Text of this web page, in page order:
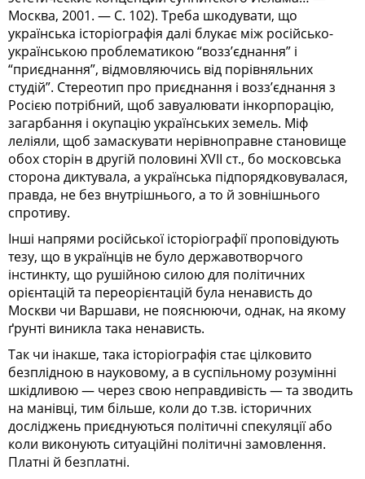
Москва, 2001. — С. 102). Треба шкодувати, що
українська історіографія далі блукає між російсько-
українською проблематикою “возз’єднання” і
“приєднання”, відмовляючись від порівняльних
студій”. Стереотип про приєднання і возз’єднання з
Росією потрібний, щоб завуалювати інкорпорацію,
загарбання і окупацію українських земель. Міф
леліяли, щоб замаскувати нерівноправне становище
обох сторін в другій половині ХVII ст., бо московська
сторона диктувала, а українська підпорядковувалася,
правда, не без внутрішнього, а то й зовнішнього
спротиву.
Інші напрями російської історіографії проповідують
тезу, що в українців не було державотворчого
інстинкту, що рушійною силою для політичних
орієнтацій та переорієнтацій була ненависть до
Москви чи Варшави, не пояснюючи, однак, на якому
ґрунті виникла така ненависть.
Так чи інакше, така історіографія стає цілковито
безплідною в науковому, а в суспільному розумінні
шкідливою — через свою неправдивість — та зводить
на манівці, тим більше, коли до т.зв. історичних
досліджень приєднуються політичні спекуляції або
коли виконують ситуаційні політичні замовлення.
Платні й безплатні.